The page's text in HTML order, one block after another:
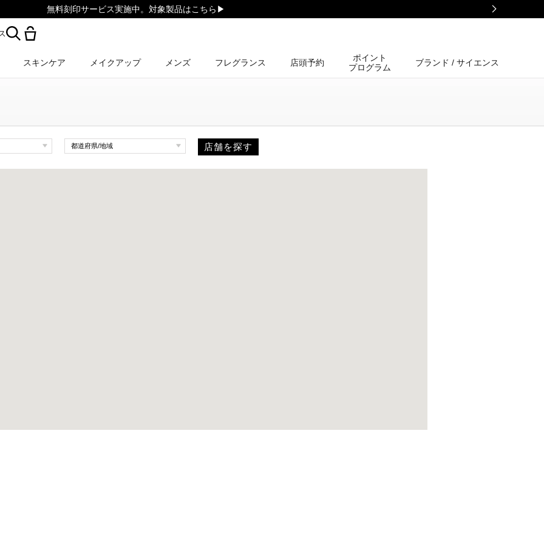
無料刻印サービス実施中。対象製品はこちら▶︎
スキンケア メイクアップ メンズ フレグランス 店頭予約
ポイント
プログラム
ブランド / サイエンス
都道府県/地域 店舗を探す